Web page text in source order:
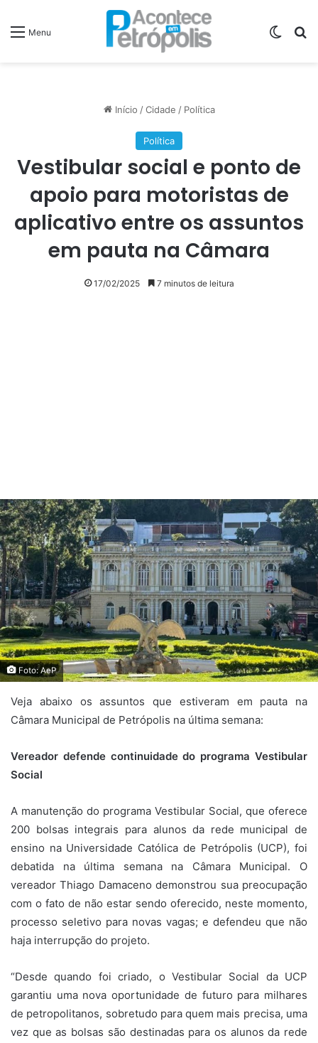
Menu
Início / Cidade / Política
Política
Vestibular social e ponto de
apoio para motoristas de
aplicativo entre os assuntos
em pauta na Câmara
17/02/2025 7 minutos de leitura
Foto: AeP
Veja abaixo os assuntos que estiveram em pauta na
Câmara Municipal de Petrópolis na última semana:
Vereador defende continuidade do programa Vestibular
Social
A manutenção do programa Vestibular Social, que oferece
200 bolsas integrais para alunos da rede municipal de
ensino na Universidade Católica de Petrópolis (UCP), foi
debatida na última semana na Câmara Municipal. O
vereador Thiago Damaceno demonstrou sua preocupação
com o fato de não estar sendo oferecido, neste momento,
processo seletivo para novas vagas; e defendeu que não
haja interrupção do projeto.
“Desde quando foi criado, o Vestibular Social da UCP
garantiu uma nova oportunidade de futuro para milhares
de petropolitanos, sobretudo para quem mais precisa, uma
vez que as bolsas são destinadas para os alunos da rede